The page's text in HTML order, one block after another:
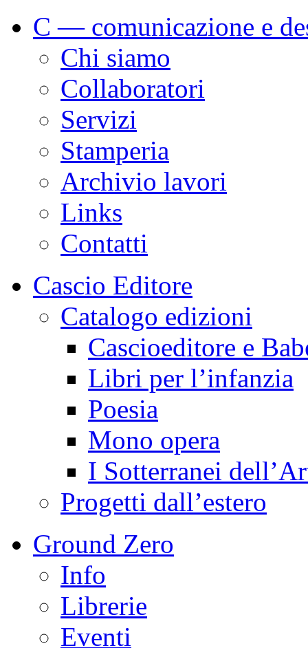
C — comunicazione e
Chi siamo
Collaboratori
Servizi
Stamperia
Archivio lavori
Links
Contatti
Cascio Editore
Catalogo edizioni
Cascioeditore e
Libri per l’infanzia
Poesia
Mono opera
I Sotterranei
Progetti dall’estero
Ground Zero
Info
Librerie
Eventi